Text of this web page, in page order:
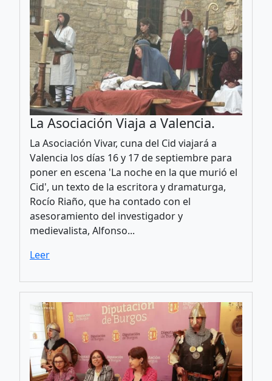
La Asociación Viaja a Valencia.
La Asociación Vivar, cuna del Cid viajará a
Valencia los días 16 y 17 de septiembre para
poner en escena 'La noche en la que murió el
Cid', un texto de la escritora y dramaturga,
Rocío Riaño, que ha contado con el
asesoramiento del investigador y
medievalista, Alfonso...
Leer